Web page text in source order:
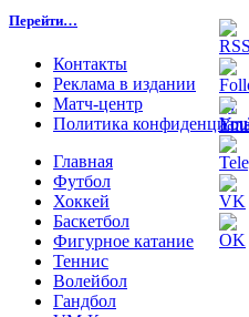
Перейти…
Контакты
Реклама в издании
Матч-центр
Политика
Главная
Футбол
Хоккей
Баскетбол
Фигурное катание
Теннис
Волейбол
Гандбол